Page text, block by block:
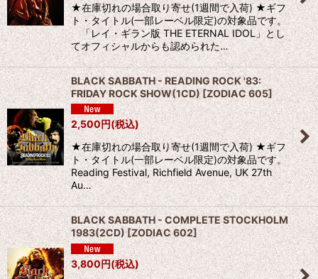
★在庫切れの場合取り寄せ(1週間で入荷) ★ギフ
ト・タイトル(一部レーベル限定)の対象品です。
「レイ・ギラン版 THE ETERNAL IDOL」とし
てオフィシャルからも認められた…
BLACK SABBATH - READING ROCK '83:
FRIDAY ROCK SHOW(1CD) [ZODIAC 605]
2,500円(税込)
★在庫切れの場合取り寄せ(1週間で入荷) ★ギフ
ト・タイトル(一部レーベル限定)の対象品です。
Reading Festival, Richfield Avenue, UK 27th
Au…
BLACK SABBATH - COMPLETE STOCKHOLM
1983(2CD)[ZODIAC 602]
3,800円(税込)